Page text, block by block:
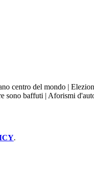
centro del mondo |
sono baffuti | Aforismi
.